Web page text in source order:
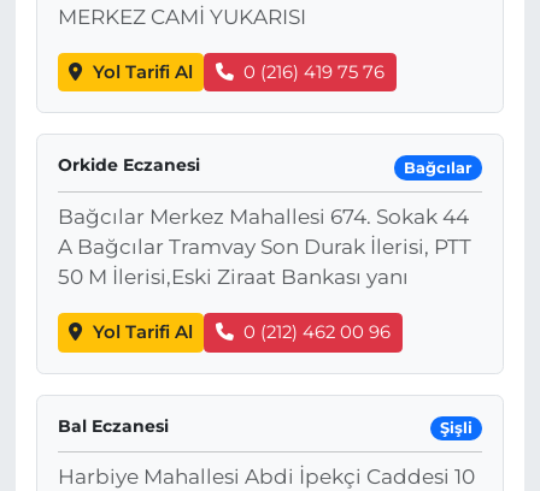
MERKEZ CAMİ YUKARISI
Yol Tarifi Al 0 (216) 419 75 76
Orkide Eczanesi Bağcılar
Bağcılar Merkez Mahallesi 674. Sokak 44
A Bağcılar Tramvay Son Durak İlerisi, PTT
50 M İlerisi,Eski Ziraat Bankası yanı
Yol Tarifi Al 0 (212) 462 00 96
Bal Eczanesi Şişli
Harbiye Mahallesi Abdi İpekçi Caddesi 10